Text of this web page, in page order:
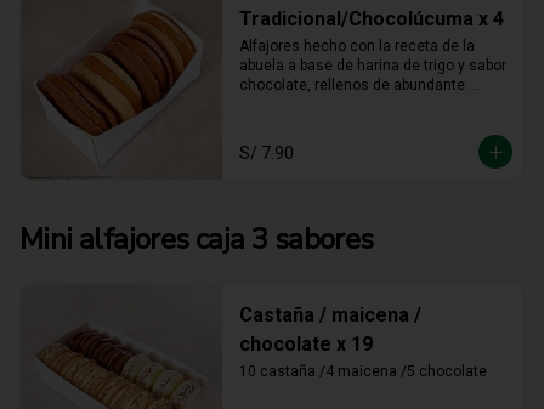
Tradicional/Chocolúcuma x 4
Alfajores hecho con la receta de la
abuela a base de harina de trigo y sabor
chocolate, rellenos de abundante
S/ 7.90
Mini alfajores caja 3 sabores
Castaña / maicena /
chocolate x 19
10 castaña /4 maicena /5 chocolate